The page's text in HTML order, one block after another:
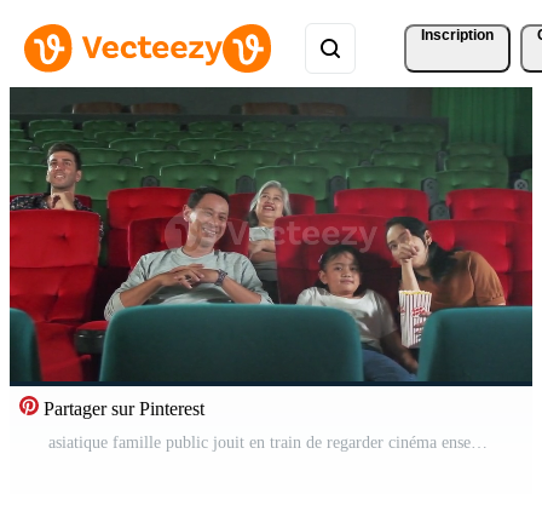
Inscription
Partager sur Pinterest
asiatique famille public jouit en train de regarder cinéma ensemble à film théâtres. enfant et Parents avoir intérieur divertissement mode de vie avec performance art montre, content et de bonne humeur avec pop corn et une sourire. Vidéo Pro